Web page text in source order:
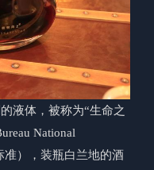
液体，被称为“生命之
National
准），装瓶白兰地的酒